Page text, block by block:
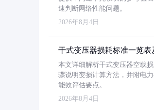
速判断网络性能问题。
2026年8月4日
干式变压器损耗标准一览表
本文详细解析干式变压器空载
骤说明变损计算方法，并附电
能效评估要点。
2026年8月4日